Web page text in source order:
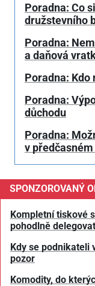
Poradna: Co
družstevního
Poradna:
a daňová
Poradna: Kdo
Poradna:
důchodu
Poradna:
v
SPONZOROVANÝ
Kompletní tiskové
pohodlně
Kdy se podnikateli
pozor
Komodity, do